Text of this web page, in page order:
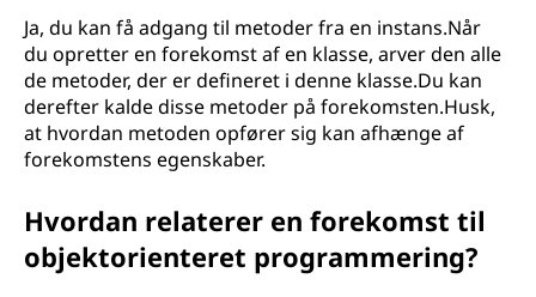
Ja, du kan få adgang til metoder fra en instans.Når
du opretter en forekomst af en klasse, arver den alle
de metoder, der er defineret i denne klasse.Du kan
derefter kalde disse metoder på forekomsten.Husk,
at hvordan metoden opfører sig kan afhænge af
forekomstens egenskaber.
Hvordan relaterer en forekomst til
objektorienteret programmering?